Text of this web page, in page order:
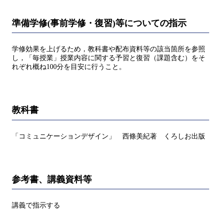
準備学修(事前学修・復習)等についての指示
学修効果を上げるため，教科書や配布資料等の該当箇所を参照
し，「毎授業」授業内容に関する予習と復習（課題含む）をそ
れぞれ概ね100分を目安に行うこと。
教科書
「コミュニケーションデザイン」 西條美紀著 くろしお出版
参考書、講義資料等
講義で指示する